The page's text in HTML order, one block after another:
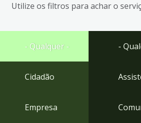
busca
Ir
rodapé
Utilize os filtros para achar o
- Qualquer -
Cidadão
Empresa
-